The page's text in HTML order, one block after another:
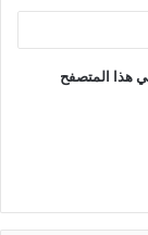
هذا المتصفح